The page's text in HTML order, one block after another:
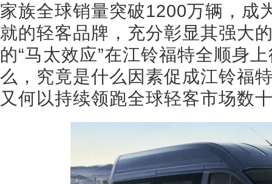
家族全球销量突破1200万辆，成
就的轻客品牌，充分彰显其强大
的“马太效应”在江铃福特全顺身
么，究竟是什么因素促成江铃福
又何以持续领跑全球轻客市场数